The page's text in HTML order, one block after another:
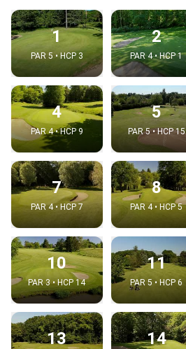
1
PAR 5 • HCP 3
2
PAR 4 • HCP 1
4
PAR 4 • HCP 9
5
PAR 5 • HCP 15
7
PAR 4 • HCP 7
8
PAR 4 • HCP 5
10
PAR 3 • HCP 14
11
PAR 5 • HCP 6
13 14